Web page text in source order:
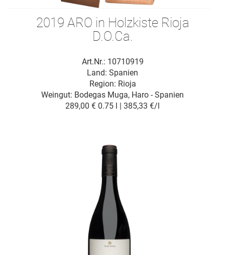
2019 ARO in Holzkiste Rioja
D.O.Ca.
Art.Nr.: 10710919
Land: Spanien
Region: Rioja
Weingut: Bodegas Muga, Haro - Spanien
289,00 € 0.75 l | 385,33 €/l